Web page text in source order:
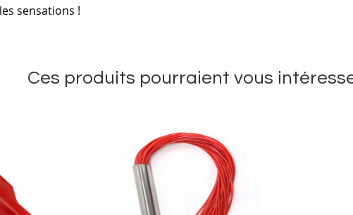
sensations !
Ces produits pourraient vous